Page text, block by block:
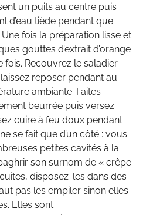
un puits au centre puis
d’eau tiède pendant que
fois la préparation lisse et
gouttes d’extrait d’orange
fois. Recouvrez le saladier
reposer pendant au
ambiante. Faites
beurrée puis versez
cuire à feu doux pendant
se fait que d’un côté : vous
petites cavités à la
son surnom de « crêpe
disposez-les dans des
pas les empiler sinon elles
Elles sont